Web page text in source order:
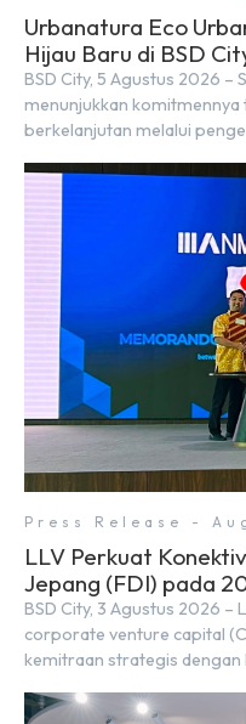
Urbanatura Eco
Hijau Baru di BSD
BSD City, 5 Agustus 2026 –
menunjukkan
berkelanjutan melalui
jalur sungai sepanjang 1,5
Pathway. Transformasi ini
perusahaan untuk […]
Press Release -
LLV Perkuat
Jepang (FDI) pada
BSD City, 3 Agustus 2026 –
corporate venture capital
kemitraan strategis dengan
tersebut ditandai dengan